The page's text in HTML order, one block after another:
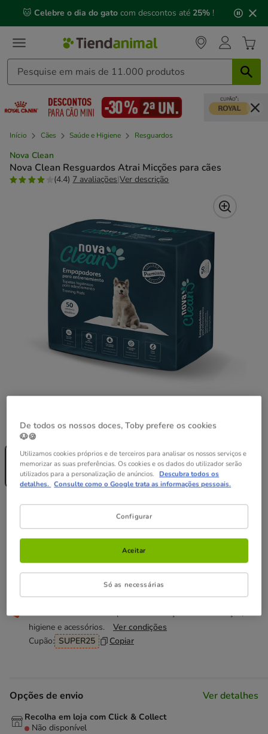
mensagem,
🐱 Celebre o dia do gato com descontos até 25% !
Início Cães Saúde e Higiene Resguardos
Nova Clean
Nova Clean Resguardos Atrai Micções para cães
(4.4) 7 avaliações|Ver descrição
Formato:50uds
50uds
23.99€
(0.48€ / un)
Não perca esta promoção
-25% na 2ª un Com cupão numa seleção de alimentação,
higiene e acessórios.
Ver condições
Cupão: SUPER25 Copiar
Preço 23.99€, 0.48 EUR por un
23.99€
Temporariamente sem stock
Descubra produtos semelhantes
Opções de envio Ver detalhes
Recolha em loja com Click & Collect
Não disponível
De todos os nossos doces, Toby prefere os cookies
🐶🍪
Utilizamos cookies próprios e de terceiros para analisar os nossos serviços e
memorizar as suas preferências. Os cookies e os dados do utilizador serão
utilizados para a personalização de anúncios. Descubra todos os
detalhes. Consulte como o Google trata as informações pessoais.
Configurar
Só as necessárias
Aceitar